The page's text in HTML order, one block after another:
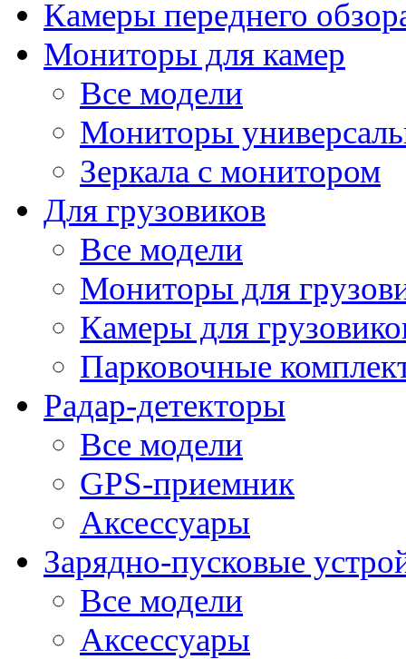
Камеры переднего
Мониторы для камер
Все модели
Мониторы
Зеркала с монитором
Для грузовиков
Все модели
Мониторы для
Камеры для
Парковочные
Радар-детекторы
Все модели
GPS-приемник
Аксессуары
Зарядно-пусковые
Все модели
Аксессуары